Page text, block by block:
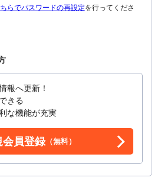
らでパスワードの再設定を行ってくださ
報へ更新！
きる
な機能が充実
会員登録（無料）